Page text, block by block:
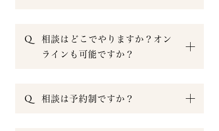
相談はどこでやりますか？オン
ラインも可能ですか？
相談は予約制ですか？